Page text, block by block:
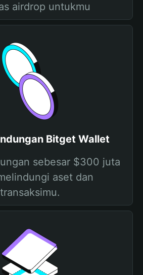
airdrop untukmu
Bitget Wallet
sebesar $300 juta
aset dan
transaksimu.